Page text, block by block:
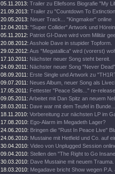
05.11.2013: Trailer zu Ellefsons Biografie "My
21.09.2013: Trailer zu "Countdown To
20.05.2013: Neuer Track... "Kingmaker" online
12.04.2013: "Super Collider" Artwork und
05.11.2012: Patriot GI-Dave wird vom Militär
20.08.2012: Asshole Dave in stupider Topform.
29.02.2012: Aus "Megatallica" wird (vorerst)
17.10.2011: Nächster neuer Song steht bereit.
24.09.2011: Nächster neuer Song "Never
08.09.2011: Erste Single und Artwork zu
09.07.2011: Neues Album, neuer Song als
17.05.2011: Fettester "Peace Sells..." re-
09.05.2011: Arbeitet mit Dan Spitz an neuem
28.03.2011: Dave war mit dem Teufel in Bunde...
18.11.2010: Vorbereitung zur nächsten LP im
17.08.2010: Ego-Alarm im Megadeth Lager?
24.06.2010: Bringen die "Rust In Peace Live"
24.06.2010: Mustaine mit Hetfield und Co. auf
30.04.2010: Video von Unplugged Session
09.04.2010: Stellen den "The Right to Go
30.03.2010: Dave Mustaine mit neuem Trauma.
18.03.2010: Megadave bricht Show wegen P.A.